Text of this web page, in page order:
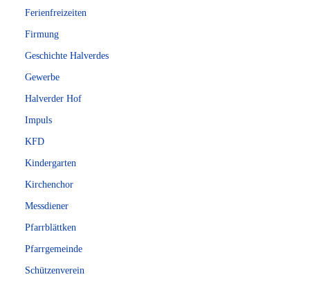
Ferienfreizeiten
Firmung
Geschichte Halverdes
Gewerbe
Halverder Hof
Impuls
KFD
Kindergarten
Kirchenchor
Messdiener
Pfarrblättken
Pfarrgemeinde
Schützenverein